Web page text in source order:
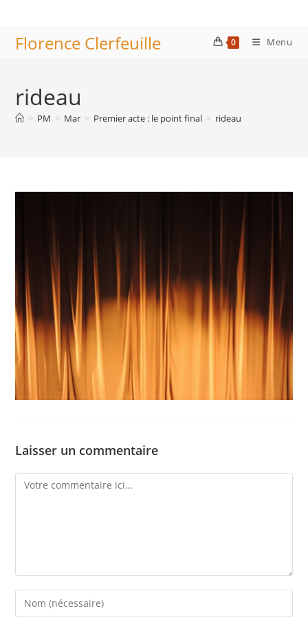
contentFlorence Clerfeuille 0 Menu
rideau
> PM > Mar > Premier acte : le point final > rideau
Laisser un commentaire
Comment
Enter
your